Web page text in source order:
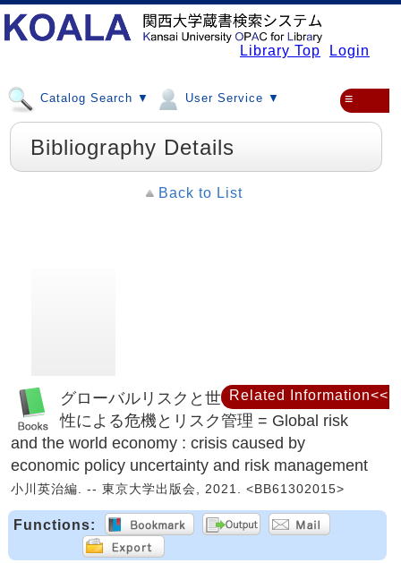
Library Top Login
Catalog Search ▼ User Service ▼ ≡
Bibliography Details
Back to List
グローバルリスクと世界経済 : 政策不確実
性による危機とリスク管理 = Global risk
and the world economy : crisis caused by
economic policy uncertainty and risk management
小川英治編. -- 東京大学出版会, 2021. <BB61302015>
Functions:
Related Information<<